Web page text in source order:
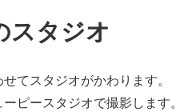
スタジオ
てスタジオがかわります。
ピースタジオで撮影します。